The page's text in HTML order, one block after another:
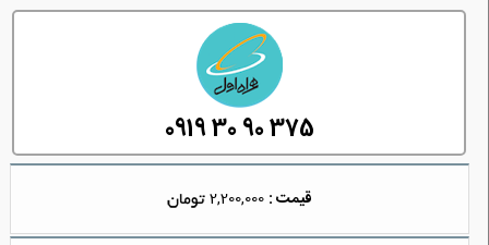
0919 30 90 375
قیمت : 2,200,000